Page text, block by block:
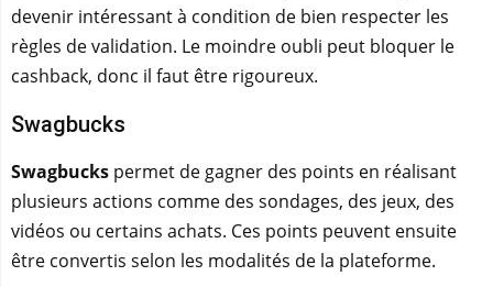
devenir intéressant à condition de bien respecter les
règles de validation. Le moindre oubli peut bloquer le
cashback, donc il faut être rigoureux.
Swagbucks
Swagbucks permet de gagner des points en réalisant
plusieurs actions comme des sondages, des jeux, des
vidéos ou certains achats. Ces points peuvent ensuite
être convertis selon les modalités de la plateforme.